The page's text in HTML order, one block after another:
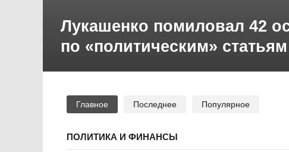
Лукашенко помиловал 42
по «политическим» статьям
Главное Последнее Популярное
ПОЛИТИКА И ФИНАНСЫ